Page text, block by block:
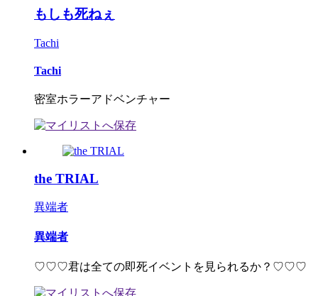
もしも死ねぇ
Tachi
Tachi
密室ホラーアドベンチャー
the TRIAL
異端者
異端者
♡♡♡君は全ての即死イベントを見られるか？♡♡♡